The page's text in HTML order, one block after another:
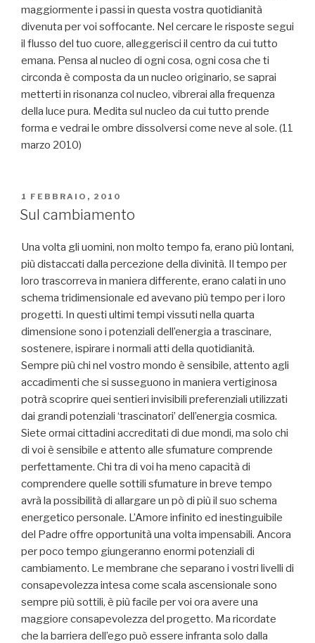
maggiormente i passi in questa vostra quotidianità
divenuta per voi soffocante. Nel cercare le risposte segui
il flusso del tuo cuore, alleggerisci il centro da cui tutto
emana. Pensa al nucleo di ogni cosa, ogni cosa che ti
circonda è composta da un nucleo originario, se saprai
metterti in risonanza col nucleo, vibrerai alla frequenza
della luce pura. Medita sul nucleo da cui tutto prende
forma e vedrai le ombre dissolversi come neve al sole. (11
marzo 2010)
PUBBLICATO
IL
1 FEBBRAIO, 2010
Sul cambiamento
Una volta gli uomini, non molto tempo fa, erano più lontani,
più distaccati dalla percezione della divinità. Il tempo per
loro trascorreva in maniera differente, erano calati in uno
schema tridimensionale ed avevano più tempo per i loro
progetti. In questi ultimi tempi vissuti nella quarta
dimensione sono i potenziali dell’energia a trascinare,
sostenere, ispirare i normali atti della quotidianità.
Sempre più chi nel vostro mondo è sensibile, attento agli
accadimenti che si susseguono in maniera vertiginosa
potrà scoprire quei sentieri invisibili preferenziali utilizzati
dai grandi potenziali ‘trascinatori’ dell’energia cosmica.
Siete ormai cittadini accreditati di due mondi, ma solo chi
di voi è sensibile e attento alle sfumature comprende
perfettamente. Chi tra di voi ha meno capacità di
comprendere quelle sottili sfumature in breve tempo
avrà la possibilità di allargare un pò di più il suo schema
energetico personale. L’Amore infinito ed inestinguibile
del Padre offre opportunità una volta impensabili. Ancora
per poco tempo giungeranno enormi potenziali di
cambiamento. Le membrane che separano i vostri livelli di
consapevolezza intesa come scala ascensionale sono
sempre più sottili, è più facile per voi ora avere una
maggiore consapevolezza del progetto. Ma ricordate
che la barriera dell’ego può essere infranta solo dalla